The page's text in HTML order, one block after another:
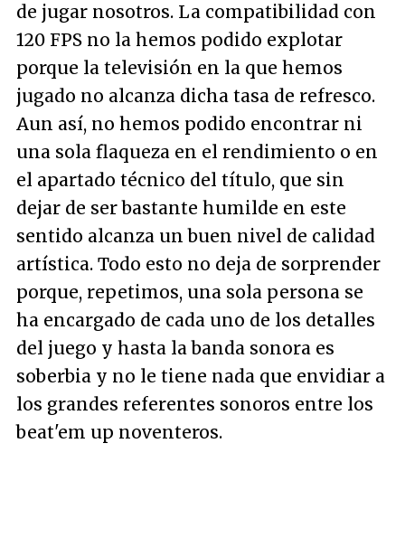
de jugar nosotros. La compatibilidad con
120 FPS no la hemos podido explotar
porque la televisión en la que hemos
jugado no alcanza dicha tasa de refresco.
Aun así, no hemos podido encontrar ni
una sola flaqueza en el rendimiento o en
el apartado técnico del título, que sin
dejar de ser bastante humilde en este
sentido alcanza un buen nivel de calidad
artística. Todo esto no deja de sorprender
porque, repetimos, una sola persona se
ha encargado de cada uno de los detalles
del juego y hasta la banda sonora es
soberbia y no le tiene nada que envidiar a
los grandes referentes sonoros entre los
beat'em up noventeros.